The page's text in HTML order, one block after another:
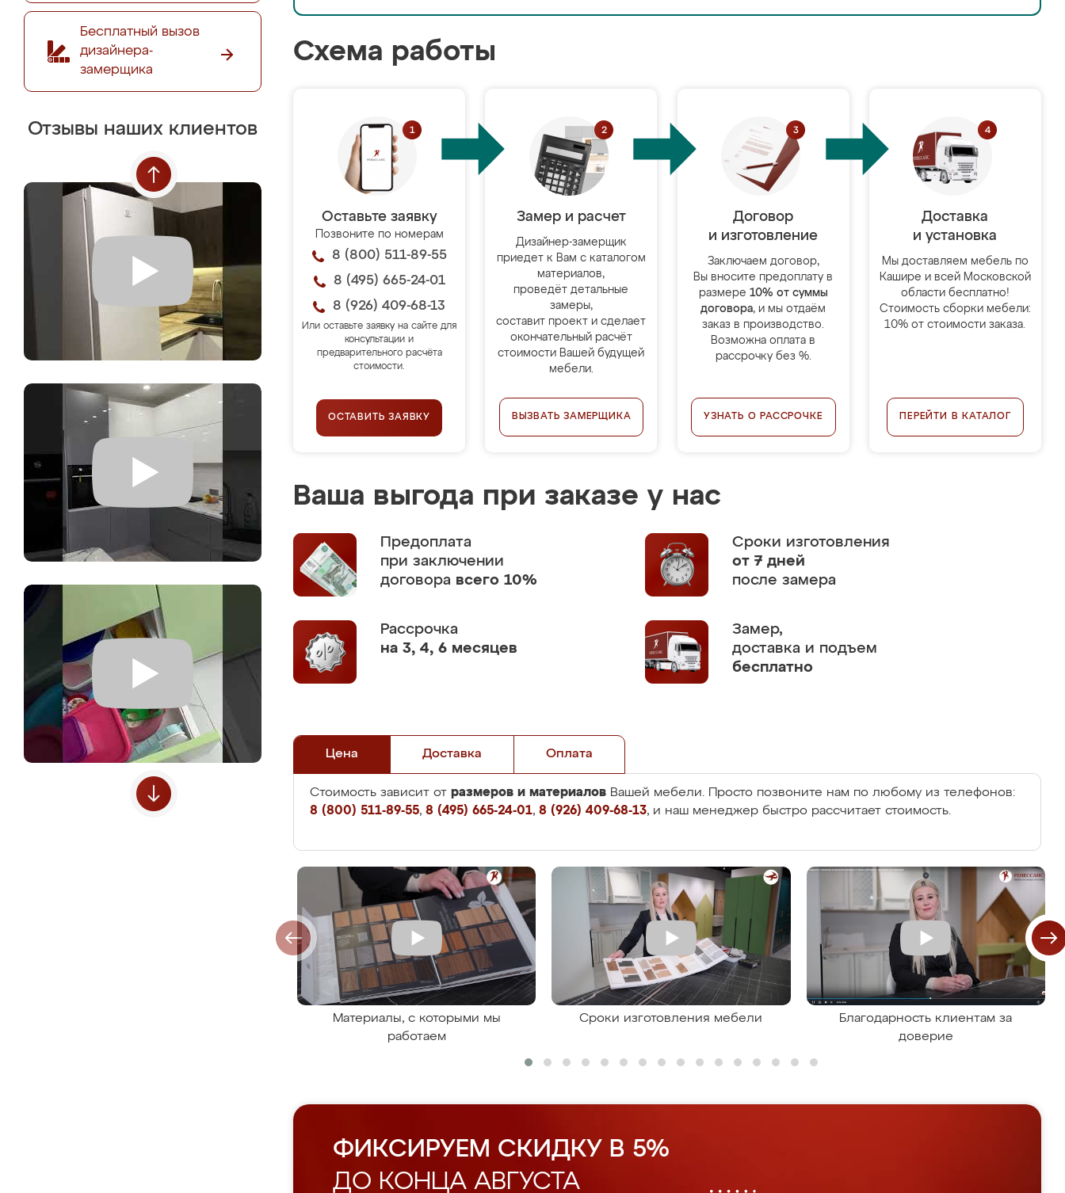
Бесплатный вызов
дизайнера-
замерщика
Отзывы наших клиентов
Схема работы
Оставьте заявку
Позвоните по номерам
8 (800) 511-89-55
8 (495) 665-24-01
8 (926) 409-68-13
Или оставьте заявку на сайте для
консультации и
предварительного расчёта
стоимости.
ОСТАВИТЬ ЗАЯВКУ
Замер и расчет
Дизайнер-замерщик
приедет к Вам с каталогом
материалов,
проведёт детальные
замеры,
составит проект и сделает
окончательный расчёт
стоимости Вашей будущей
мебели.
ВЫЗВАТЬ ЗАМЕРЩИКА
Договор
и изготовление
Заключаем договор,
Вы вносите предоплату в
размере 10% от суммы
договора, и мы отдаём
заказ в производство.
Возможна оплата в
рассрочку без %.
УЗНАТЬ О РАССРОЧКЕ
Доставка
и установка
Мы доставляем мебель по
Кашире и всей Московской
области бесплатно!
Стоимость сборки мебели:
10% от стоимости заказа.
ПЕРЕЙТИ В КАТАЛОГ
Ваша выгода при заказе у нас
Предоплата
при заключении
договора всего 10%
Сроки изготовления
от 7 дней
после замера
Рассрочка
на 3, 4, 6 месяцев
Замер,
доставка и подъем
бесплатно
Цена Доставка Оплата
Стоимость зависит от размеров и материалов Вашей мебели. Просто позвоните нам по любому из телефонов:
8 (800) 511-89-55, 8 (495) 665-24-01, 8 (926) 409-68-13, и наш менеджер быстро рассчитает стоимость.
Материалы, с которыми мы
работаем
Сроки изготовления мебели
Благодарность клиентам за
доверие
ФИКСИРУЕМ СКИДКУ В 5%
ДО КОНЦА АВГУСТА